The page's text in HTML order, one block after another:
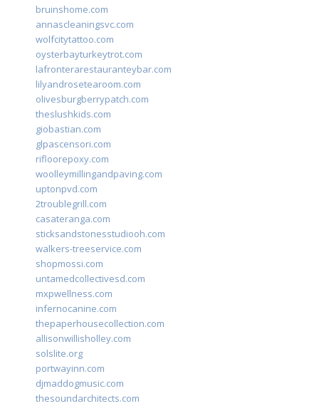
bruinshome.com
annascleaningsvc.com
wolfcitytattoo.com
oysterbayturkeytrot.com
lafronterarestauranteybar.com
lilyandrosetearoom.com
olivesburgberrypatch.com
theslushkids.com
giobastian.com
glpascensori.com
rifloorepoxy.com
woolleymillingandpaving.com
uptonpvd.com
2troublegrill.com
casateranga.com
sticksandstonesstudiooh.com
walkers-treeservice.com
shopmossi.com
untamedcollectivesd.com
mxpwellness.com
infernocanine.com
thepaperhousecollection.com
allisonwillisholley.com
solslite.org
portwayinn.com
djmaddogmusic.com
thesoundarchitects.com